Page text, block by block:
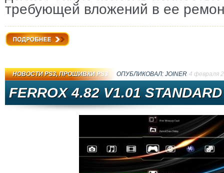
требующей вложений в ее
НОВОСТИ PS3,ПРОШИВКИ PS3 ОПУБЛИКОВАЛ: JOINER 4 февраля
FERROX 4.82 V1.01